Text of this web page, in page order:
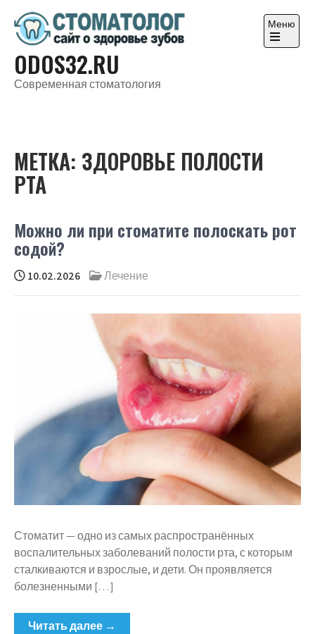
содержимому
ODOS32.RU
Современная стоматология
Меню
Откройте
МЕТКА: ЗДОРОВЬЕ ПОЛОСТИ
РТА
Можно ли при стоматите полоскать рот
содой?
10.02.2026 Лечение
Стоматит — одно из самых распространённых
воспалительных заболеваний полости рта, с которым
сталкиваются и взрослые, и дети. Он проявляется
болезненными […]
Читать далее →